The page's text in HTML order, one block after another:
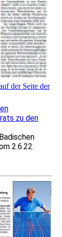
der Seite der
zu den
2.6.22: